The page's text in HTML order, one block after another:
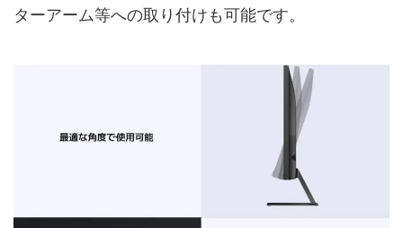
ターアーム等への取り付けも可能です。